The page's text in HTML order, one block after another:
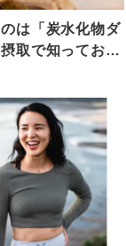
は「炭水化物ダ
取で知っておき